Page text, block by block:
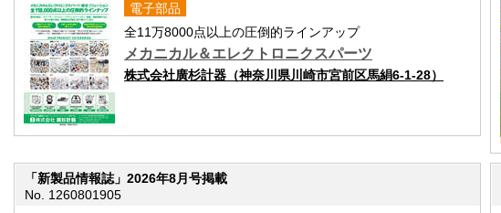
電子部品
全11万8000点以上の圧倒的ラインアップ
メカニカル＆エレクトロニクスパーツ
株式会社廣杉計器（神奈川県川崎市宮前区馬絹6-1-28）
「新製品情報誌」2026年8月号掲載
No. 1260801905